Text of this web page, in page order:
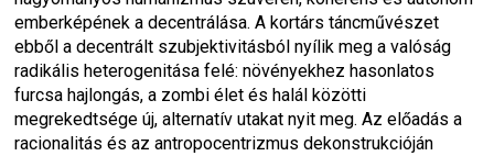
emberképének a decentrálása. A kortárs táncművészet
ebből a decentrált szubjektivitásból nyílik meg a valóság
radikális heterogenitása felé: növényekhez hasonlatos
furcsa hajlongás, a zombi élet és halál közötti
megrekedtsége új, alternatív utakat nyit meg. Az előadás a
racionalitás és az antropocentrizmus dekonstrukcióján